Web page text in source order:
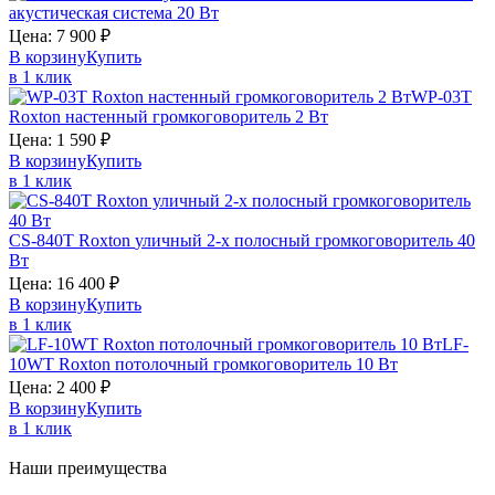
акустическая система 20 Вт
Цена: 7 900 ₽
В корзинуКупить
в 1 клик
WP-03T
Roxton настенный громкоговоритель 2 Вт
Цена: 1 590 ₽
В корзинуКупить
в 1 клик
CS-840T Roxton уличный 2-х полосный громкоговоритель 40
Вт
Цена: 16 400 ₽
В корзинуКупить
в 1 клик
LF-
10WT Roxton потолочный громкоговоритель 10 Вт
Цена: 2 400 ₽
В корзинуКупить
в 1 клик
Наши преимущества